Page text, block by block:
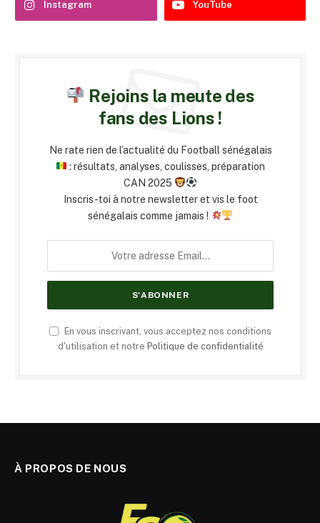
Instagram YouTube
Rejoins la meute des
fans des Lions !
Ne rate rien de l’actualité du Football sénégalais
: résultats, analyses, coulisses, préparation
CAN 2025
Inscris-toi à notre newsletter et vis le foot
sénégalais comme jamais !
En vous inscrivant, vous acceptez nos conditions
d'utilisation et notre Politique de confidentialité
À PROPOS DE NOUS